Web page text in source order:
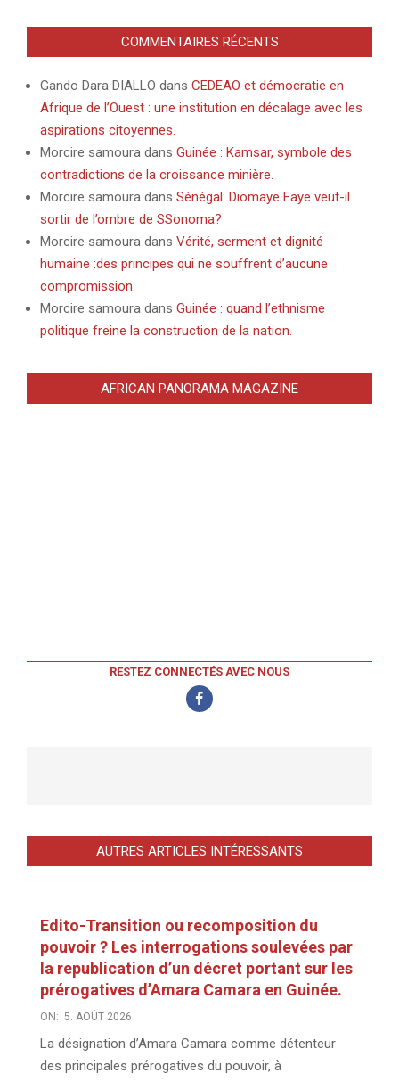
COMMENTAIRES RÉCENTS
Gando Dara DIALLO dans CEDEAO et démocratie en
Afrique de l’Ouest : une institution en décalage avec les
aspirations citoyennes.
Morcire samoura dans Guinée : Kamsar, symbole des
contradictions de la croissance minière.
Morcire samoura dans Sénégal: Diomaye Faye veut-il
sortir de l’ombre de SSonoma?
Morcire samoura dans Vérité, serment et dignité
humaine :des principes qui ne souffrent d’aucune
compromission.
Morcire samoura dans Guinée : quand l’ethnisme
politique freine la construction de la nation.
AFRICAN PANORAMA MAGAZINE
RESTEZ CONNECTÉS AVEC NOUS
AUTRES ARTICLES INTÉRESSANTS
Edito-Transition ou recomposition du
pouvoir ? Les interrogations soulevées par
la republication d’un décret portant sur les
prérogatives d’Amara Camara en Guinée.
ON: 5. AOÛT 2026
La désignation d’Amara Camara comme détenteur
des principales prérogatives du pouvoir, à